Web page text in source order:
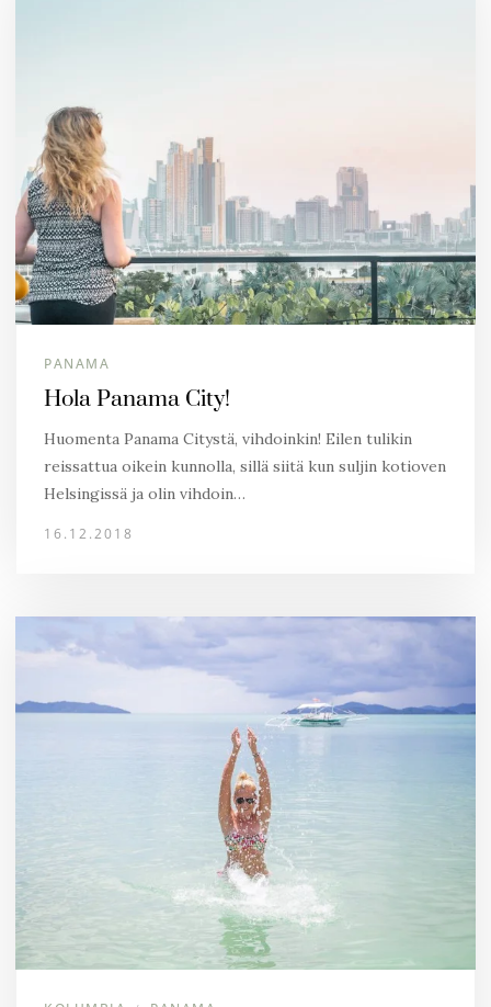
PANAMA
Hola Panama City!
Huomenta Panama Citystä, vihdoinkin! Eilen tulikin
reissattua oikein kunnolla, sillä siitä kun suljin kotioven
Helsingissä ja olin vihdoin…
16.12.2018